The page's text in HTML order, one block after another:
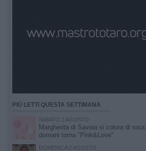
PIÙ LETTI QUESTA SETTIMANA
SABATO 1 AGOSTO
Margherita di Savoia si colora di rosa:
domani torna "Pink&Love"
DOMENICA 2 AGOSTO